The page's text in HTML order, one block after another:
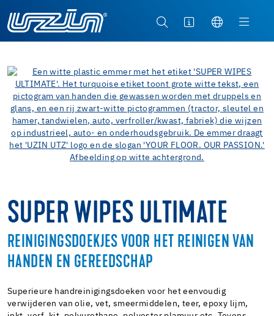
SUPER WIPES ULTIMATE
REINIGINGSDOEKJES VOOR HET REINIGEN VAN
HANDEN EN GEREEDSCHAP
Superieure handreinigingsdoeken voor het eenvoudig
verwijderen van olie, vet, smeermiddelen, teer, epoxy lijm,